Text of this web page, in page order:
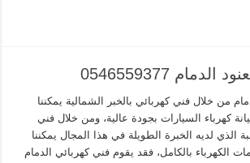
0546559377
من خلال فني كهربائي بالخبر الشمالية يمكننا
كهرباء السيارات بجودة عالية، ومن خلال فني
الذي لديه الخبرة الطويلة في هذا المجال يمكننا
الكهرباء بالكامل، فقد يقوم فني كهربائي الدمام